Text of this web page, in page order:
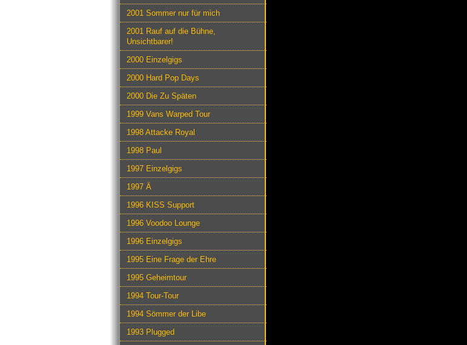
2001 Sommer nur für mich
2001 Rauf auf die Bühne,
Unsichtbarer!
2000 Einzelgigs
2000 Hard Pop Days
2000 Die Zu Späten
1999 Vans Warped Tour
1998 Attacke Royal
1998 Paul
1997 Einzelgigs
1997 Ä
1996 KISS Support
1996 Voodoo Lounge
1996 Einzelgigs
1995 Eine Frage der Ehre
1995 Geheimtour
1994 Tour-Tour
1994 Sömmer der Libe
1993 Plugged